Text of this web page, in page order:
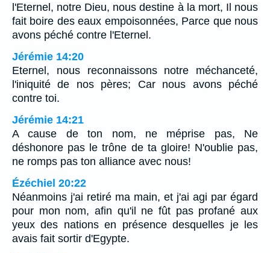
l'Eternel, notre Dieu, nous destine à la mort, Il nous
fait boire des eaux empoisonnées, Parce que nous
avons péché contre l'Eternel.
Jérémie 14:20
Eternel, nous reconnaissons notre méchanceté,
l'iniquité de nos pères; Car nous avons péché
contre toi.
Jérémie 14:21
A cause de ton nom, ne méprise pas, Ne
déshonore pas le trône de ta gloire! N'oublie pas,
ne romps pas ton alliance avec nous!
Ézéchiel 20:22
Néanmoins j'ai retiré ma main, et j'ai agi par égard
pour mon nom, afin qu'il ne fût pas profané aux
yeux des nations en présence desquelles je les
avais fait sortir d'Egypte.